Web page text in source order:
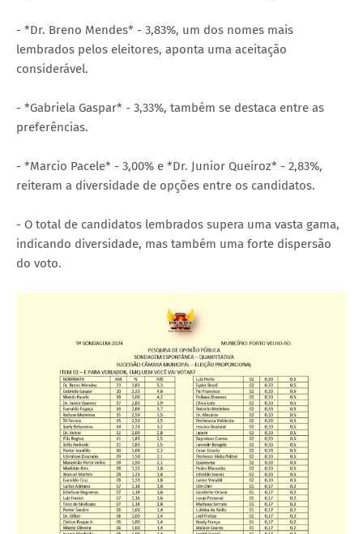
- *Dr. Breno Mendes* - 3,83%, um dos nomes mais
lembrados pelos eleitores, aponta uma aceitação
considerável.
- *Gabriela Gaspar* - 3,33%, também se destaca entre as
preferências.
- *Marcio Pacele* - 3,00% e *Dr. Junior Queiroz* - 2,83%,
reiteram a diversidade de opções entre os candidatos.
- O total de candidatos lembrados supera uma vasta gama,
indicando diversidade, mas também uma forte dispersão
do voto.